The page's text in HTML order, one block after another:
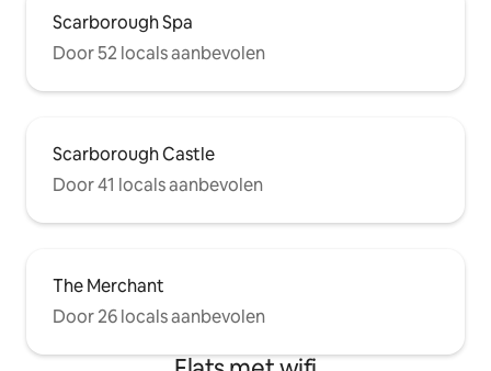
Scarborough Spa
Door 52 locals aanbevolen
Scarborough Castle
Door 41 locals aanbevolen
The Merchant
Door 26 locals aanbevolen